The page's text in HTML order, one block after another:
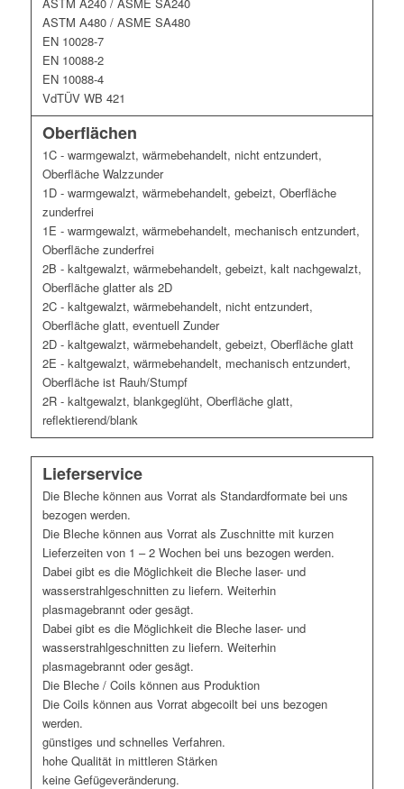
ASTM A480 / ASME SA480
EN 10028-7
EN 10088-2
EN 10088-4
VdTÜV WB 421
Oberflächen
1C - warmgewalzt, wärmebehandelt, nicht entzundert,
Oberfläche Walzzunder
1D - warmgewalzt, wärmebehandelt, gebeizt, Oberfläche
zunderfrei
1E - warmgewalzt, wärmebehandelt, mechanisch entzundert,
Oberfläche zunderfrei
2B - kaltgewalzt, wärmebehandelt, gebeizt, kalt nachgewalzt,
Oberfläche glatter als 2D
2C - kaltgewalzt, wärmebehandelt, nicht entzundert,
Oberfläche glatt, eventuell Zunder
2D - kaltgewalzt, wärmebehandelt, gebeizt, Oberfläche glatt
2E - kaltgewalzt, wärmebehandelt, mechanisch entzundert,
Oberfläche ist Rauh/Stumpf
2R - kaltgewalzt, blankgeglüht, Oberfläche glatt,
reflektierend/blank
Lieferservice
Die Bleche können aus Vorrat als Standardformate bei uns
bezogen werden.
Die Bleche können aus Vorrat als Zuschnitte mit kurzen
Lieferzeiten von 1 – 2 Wochen bei uns bezogen werden.
Dabei gibt es die Möglichkeit die Bleche laser- und
wasserstrahlgeschnitten zu liefern. Weiterhin
plasmagebrannt oder gesägt.
Dabei gibt es die Möglichkeit die Bleche laser- und
wasserstrahlgeschnitten zu liefern. Weiterhin
plasmagebrannt oder gesägt.
Die Bleche / Coils können aus Produktion
Die Coils können aus Vorrat abgecoilt bei uns bezogen
werden.
günstiges und schnelles Verfahren.
hohe Qualität in mittleren Stärken
keine Gefügeveränderung.